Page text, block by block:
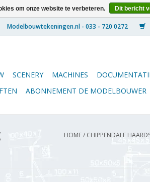
SCENERY MACHINES
ABONNEMENT DE MODELBOUWER
HOME/ CHIPPENDALE
om onze website te verbeteren. Dit bericht